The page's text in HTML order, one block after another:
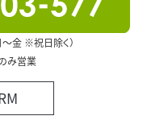
～金 ※祝日除く）
み営業